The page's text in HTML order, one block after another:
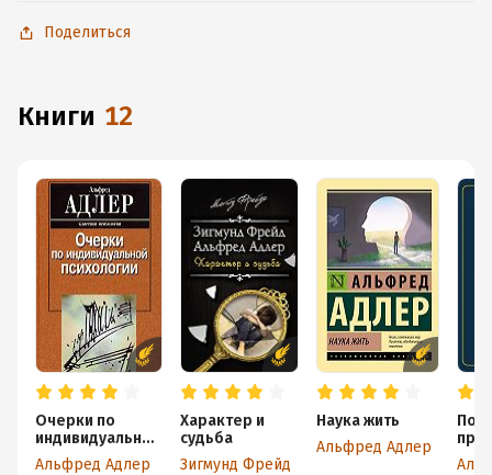
Android, чтобы не расставаться с любимыми произведениями
Поделиться
книги 12
Очерки по
индивидуальной
психологии
Альфред Адлер
Характер и
судьба
Зигмунд Фрейд
Наука жить
Альфред Адлер